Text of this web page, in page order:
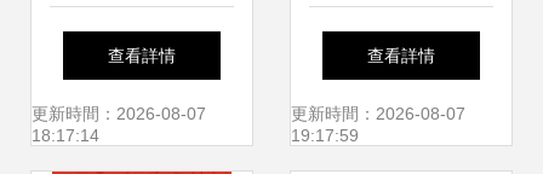
選，引領餐飲管理
新體驗
查看詳情
更新時間：2026-08-07
18:17:14
誠邀可靠加盟伙
伴，共鑄品牌輝煌
查看詳情
更新時間：2026-08-07
19:17:59